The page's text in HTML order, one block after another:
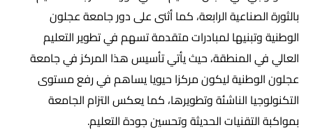
بالثورة الصناعية الرابعة، كما أثنى على دور جامعة عجلون
الوطنية وتبنيها لمبادرات متقدمة تسهم في تطوير التعليم
العالي في المنطقة، حيث يأتي تأسيس هذا المركز في جامعة
عجلون الوطنية ليكون مركزا حيويا يساهم في رفع مستوى
التكنولوجيا الناشئة وتطويرها، كما يعكس التزام الجامعة
بمواكبة التقنيات الحديثة وتحسين جودة التعليم.